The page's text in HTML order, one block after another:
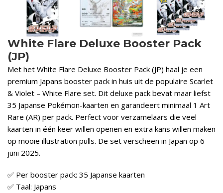
White Flare Deluxe Booster Pack
(JP)
Met het White Flare Deluxe Booster Pack (JP) haal je een
premium Japans booster pack in huis uit de populaire Scarlet
& Violet – White Flare set. Dit deluxe pack bevat maar liefst
35 Japanse Pokémon-kaarten en garandeert minimaal 1 Art
Rare (AR) per pack. Perfect voor verzamelaars die veel
kaarten in één keer willen openen en extra kans willen maken
op mooie illustration pulls. De set verscheen in Japan op 6
juni 2025.
✅ Per booster pack: 35 Japanse kaarten
✅ Taal: Japans